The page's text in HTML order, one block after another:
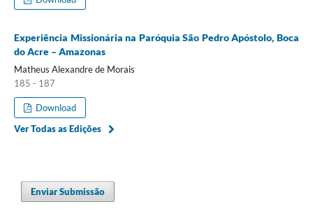
Experiência Missionária na Paróquia São Pedro Apóstolo, Boca
do Acre – Amazonas
Matheus Alexandre de Morais
185 - 187
Download
Ver Todas as Edições
Enviar Submissão